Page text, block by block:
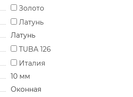
Золото
Латунь
Латунь
TUBA 126
Италия
10 мм
Оконная